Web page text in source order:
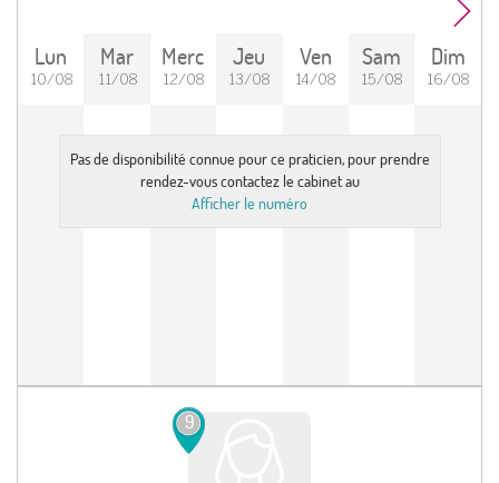
Lun
10/08
Mar
11/08
Merc
12/08
Jeu
13/08
Ven
14/08
Sam
15/08
Dim
16/08
Pas de disponibilité connue pour ce praticien, pour prendre
rendez-vous contactez le cabinet au
Afficher le numéro
9